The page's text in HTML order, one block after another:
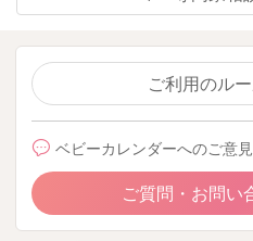
ご利用のル
ベビーカレンダーへのご意
ご質問・お問い